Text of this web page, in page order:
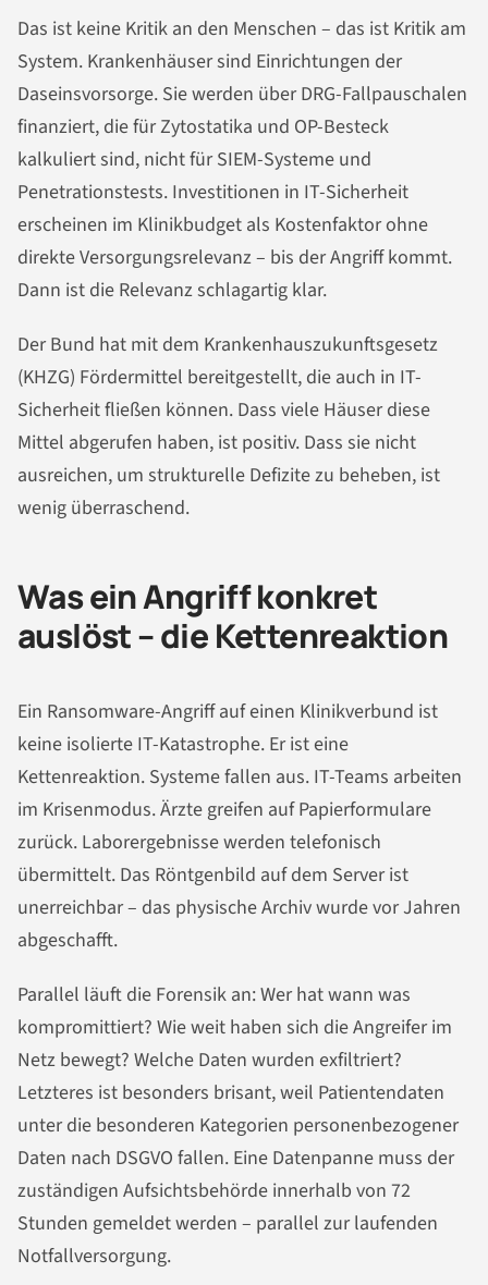
Das ist keine Kritik an den Menschen – das ist Kritik am
System. Krankenhäuser sind Einrichtungen der
Daseinsvorsorge. Sie werden über DRG-Fallpauschalen
finanziert, die für Zytostatika und OP-Besteck
kalkuliert sind, nicht für SIEM-Systeme und
Penetrationstests. Investitionen in IT-Sicherheit
erscheinen im Klinikbudget als Kostenfaktor ohne
direkte Versorgungsrelevanz – bis der Angriff kommt.
Dann ist die Relevanz schlagartig klar.
Der Bund hat mit dem Krankenhauszukunftsgesetz
(KHZG) Fördermittel bereitgestellt, die auch in IT-
Sicherheit fließen können. Dass viele Häuser diese
Mittel abgerufen haben, ist positiv. Dass sie nicht
ausreichen, um strukturelle Defizite zu beheben, ist
wenig überraschend.
Was ein Angriff konkret
auslöst – die Kettenreaktion
Ein Ransomware-Angriff auf einen Klinikverbund ist
keine isolierte IT-Katastrophe. Er ist eine
Kettenreaktion. Systeme fallen aus. IT-Teams arbeiten
im Krisenmodus. Ärzte greifen auf Papierformulare
zurück. Laborergebnisse werden telefonisch
übermittelt. Das Röntgenbild auf dem Server ist
unerreichbar – das physische Archiv wurde vor Jahren
abgeschafft.
Parallel läuft die Forensik an: Wer hat wann was
kompromittiert? Wie weit haben sich die Angreifer im
Netz bewegt? Welche Daten wurden exfiltriert?
Letzteres ist besonders brisant, weil Patientendaten
unter die besonderen Kategorien personenbezogener
Daten nach DSGVO fallen. Eine Datenpanne muss der
zuständigen Aufsichtsbehörde innerhalb von 72
Stunden gemeldet werden – parallel zur laufenden
Notfallversorgung.